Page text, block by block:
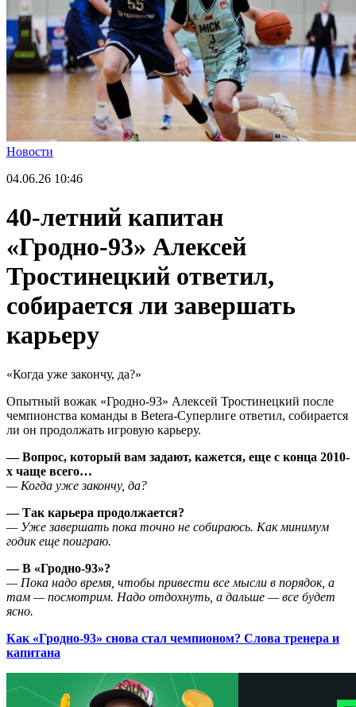
Новости
04.06.26 10:46
40-летний капитан
«Гродно-93» Алексей
Тростинецкий ответил,
собирается ли завершать
карьеру
«Когда уже закончу, да?»
Опытный вожак «Гродно-93» Алексей Тростинецкий после
чемпионства команды в Betera-Суперлиге ответил, собирается
ли он продолжать игровую карьеру.
— Вопрос, который вам задают, кажется, еще с конца 2010-
х чаще всего…
— Когда уже закончу, да?
— Так карьера продолжается?
— Уже завершать пока точно не собираюсь. Как минимум
годик еще поиграю.
— В «Гродно-93»?
— Пока надо время, чтобы привести все мысли в порядок, а
там — посмотрим. Надо отдохнуть, а дальше — все будет
ясно.
Как «Гродно-93» снова стал чемпионом? Слова тренера и
капитана